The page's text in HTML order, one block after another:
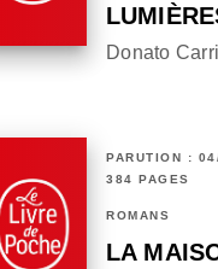
Donato
PARUTION :
384 PAGES
ROMANS
LA